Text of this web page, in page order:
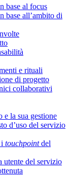
base al focus
base all’ambito di
e rituali
di progetto
collaborativi
e la sua gestione
d’uso del servizio
touchpointdel
utente del servizio